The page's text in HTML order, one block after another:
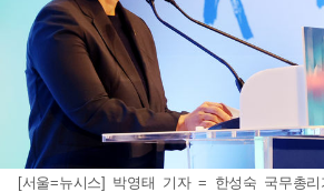
[서울=뉴시스] 박영태 기자 = 한성숙 국무총